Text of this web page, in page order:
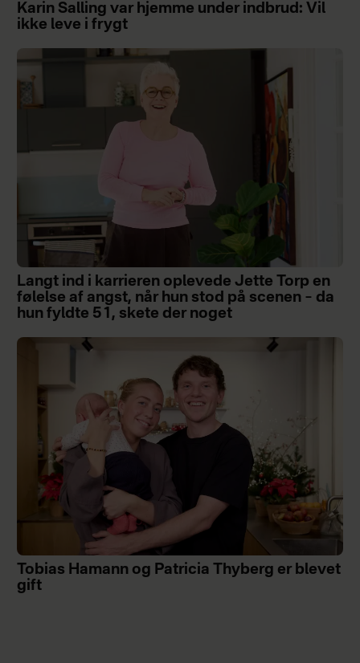
Karin Salling var hjemme under indbrud: Vil
ikke leve i frygt
Langt ind i karrieren oplevede Jette Torp en
følelse af angst, når hun stod på scenen – da
hun fyldte 51, skete der noget
Tobias Hamann og Patricia Thyberg er blevet
gift